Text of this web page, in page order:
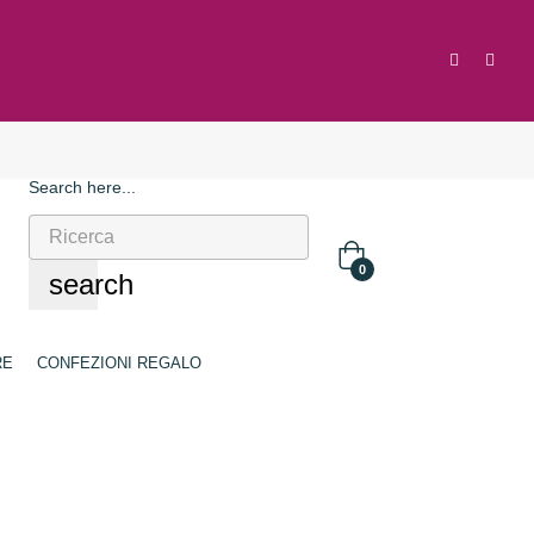
Search here...
search 0
CONFEZIONI REGALO